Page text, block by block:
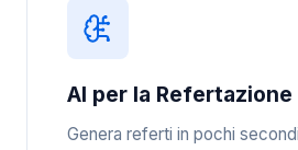
AI per la Refertazione
Genera referti in pochi